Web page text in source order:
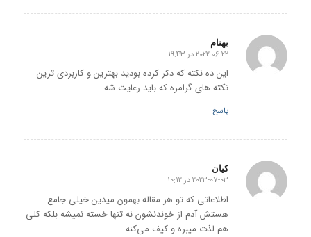
بهنام
گفته:
2022-06-22 در 19:43
این ده نکته که ذکر کرده بودید بهترین و کاربردی ترین
نکته های گرامره که باید رعایت شه
پاسخ
کیان
گفته:
2023-07-03 در 10:12
اطلاعاتی که تو هر مقاله بهمون میدین خیلی جامع
هستش آدم از خوندنشون نه تنها خسته نمیشه بلکه کلی
هم لذت میبره و کیف می‌کنه.